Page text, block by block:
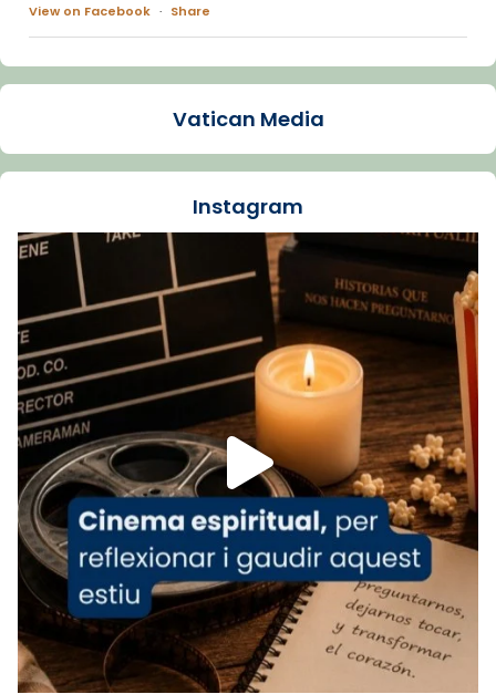
View on Facebook · Share
Arquebisbat de Barcelona
La Carmina va patir depressió. Fa gairebé
dos mesos, a l'Estadi Lluís Companys, la
Recupera l'entrevista comp
Vatican
tican News 👇
www.vaticannews.va/es/iglesia/news/2026-
07/carmina-historia-depresion-papa-viaje-
espana-testimoni...
Foto
View on Facebook · Share
Arquebisbat de Barcelona
1 week ago
«Avui les santes Juliana i Semproniana ens
ajuden a alçar la mirada»
Mons. Sergi Gordo, bisbe de Tortosa, ha
presidit aquest 27 de juliol la missa de Les
Vatican Media
Instagram